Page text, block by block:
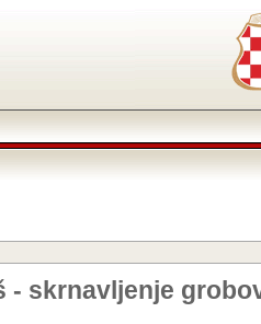
- skrnavljenje